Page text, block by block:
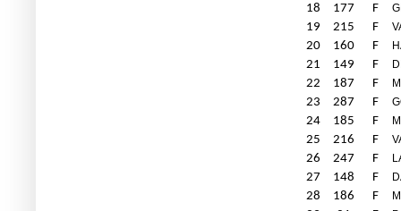
18 177 F
19 215 F
20 160 F
21 149 F
22 187 F
23 287 F
24 185 F
25 216 F
26 247 F
27 148 F
28 186 F